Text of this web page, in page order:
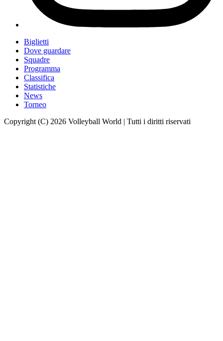
Biglietti
Dove guardare
Squadre
Programma
Classifica
Statistiche
News
Torneo
Copyright (C) 2026 Volleyball World | Tutti i diritti riservati